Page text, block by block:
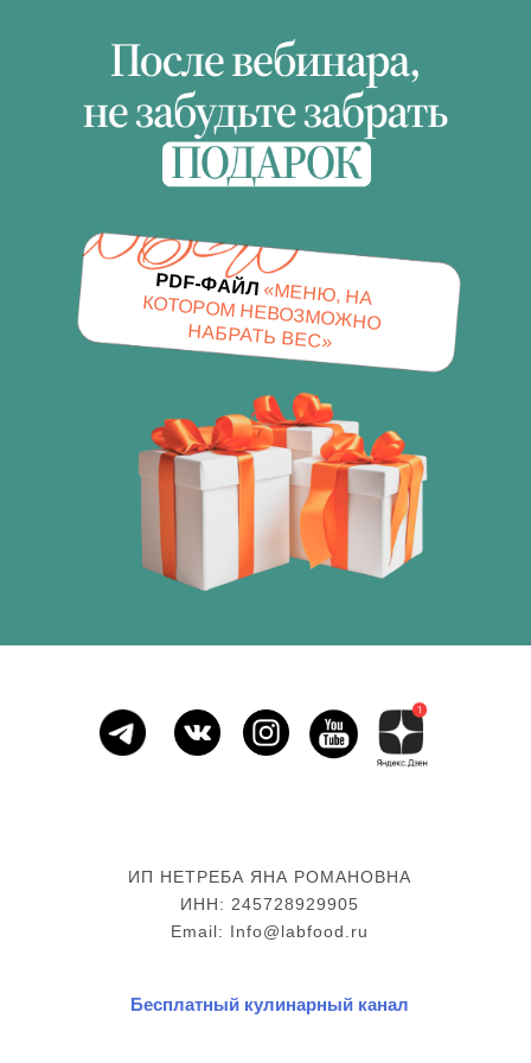
PDF-ФАЙЛ «МЕНЮ, НА
КОТОРОМ НЕВОЗМОЖНО
НАБРАТЬ ВЕС»
ИП НЕТРЕБА ЯНА РОМАНОВНА
ИНН: 245728929905
Email: Info@labfood.ru
Бесплатный кулинарный канал